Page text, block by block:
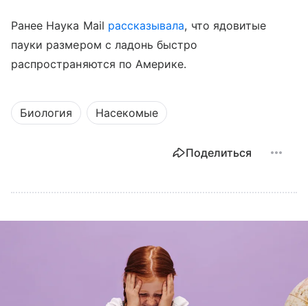
Ранее Наука Mail рассказывала, что ядовитые
пауки размером с ладонь быстро
распространяются по Америке.
Биология Насекомые
Поделиться